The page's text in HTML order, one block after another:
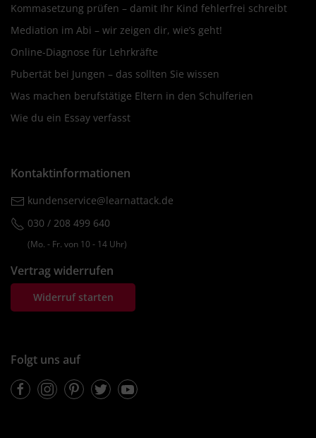
Kommasetzung prüfen – damit Ihr Kind fehlerfrei schreibt
Mediation im Abi – wir zeigen dir, wie’s geht!
Online-Diagnose für Lehrkräfte
Pubertät bei Jungen – das sollten Sie wissen
Was machen berufstätige Eltern in den Schulferien
Wie du ein Essay verfasst
Kontaktinformationen
kundenservice@learnattack.de
030 / 208 499 640
(Mo. ‐ Fr. von 10 ‐ 14 Uhr)
Vertrag widerrufen
Widerruf starten
Folgt uns auf
FacebookInstagramPinterestTwitterYoutube